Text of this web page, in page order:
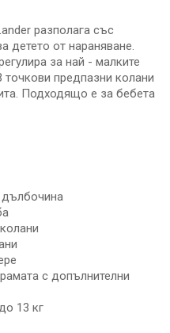
разполага със
детето от нараняване.
за най - малките
точкови предпазни колани
Подходящо е за бебета
дълбочина
с допълнителни
13 кг